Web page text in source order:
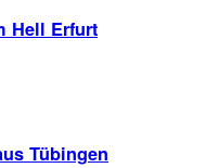
Hell Erfurt
Tübingen